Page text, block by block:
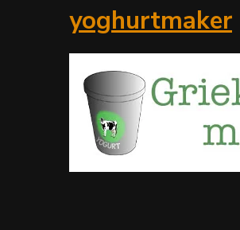
yoghurtmaker